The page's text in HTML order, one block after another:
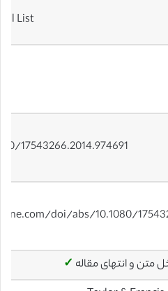
List
17543266.2014.974691
doi/abs/10.1080/
متن و انتهای مقاله ✓